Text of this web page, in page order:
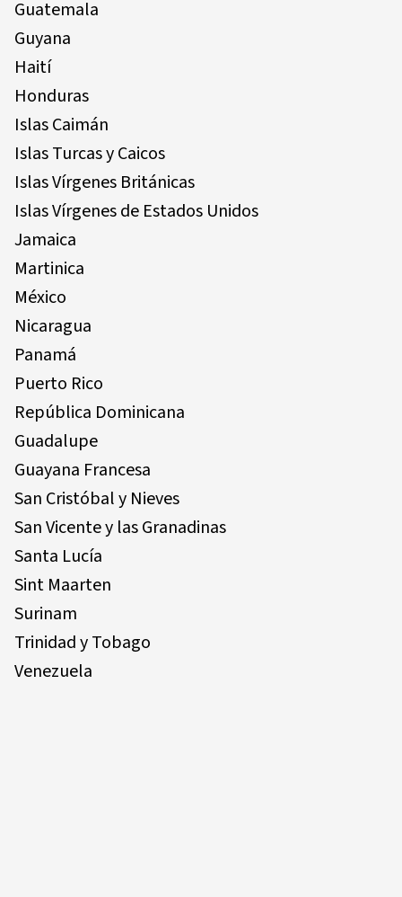
Guatemala
Guyana
Haití
Honduras
Islas Caimán
Islas Turcas y Caicos
Islas Vírgenes Británicas
Islas Vírgenes de Estados Unidos
Jamaica
Martinica
México
Nicaragua
Panamá
Puerto Rico
República Dominicana
Guadalupe
Guayana Francesa
San Cristóbal y Nieves
San Vicente y las Granadinas
Santa Lucía
Sint Maarten
Surinam
Trinidad y Tobago
Venezuela